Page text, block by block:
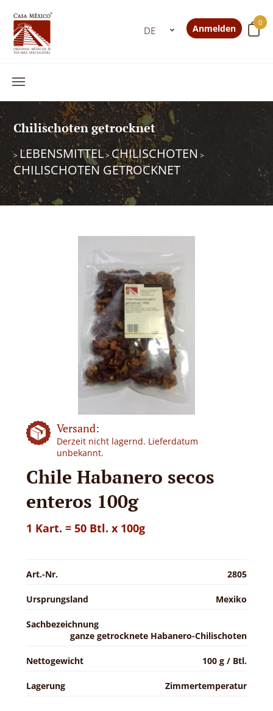
0
Anmelden
Chilischoten getrocknet
> LEBENSMITTEL>CHILISCHOTEN >
CHILISCHOTEN GETROCKNET
Versand:
Derzeit nicht lagernd. Lieferdatum
unbekannt.
Chile Habanero secos
enteros 100g
1 Kart. = 50 Btl. x 100g
Art.-Nr. 2805
Ursprungsland Mexiko
Sachbezeichnung
ganze getrocknete Habanero-Chilischoten
Nettogewicht 100 g / Btl.
Lagerung Zimmertemperatur